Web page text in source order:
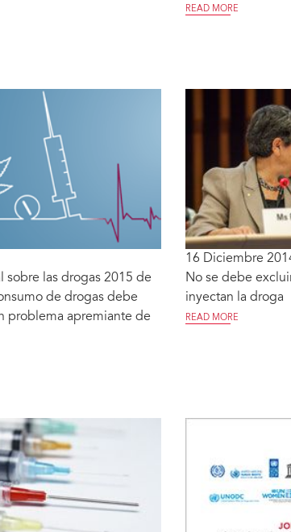
READ MORE
sobre las drogas 2015 de
de drogas debe
problema apremiante de
16 Diciembre
No se debe
inyectan la droga
READ MORE